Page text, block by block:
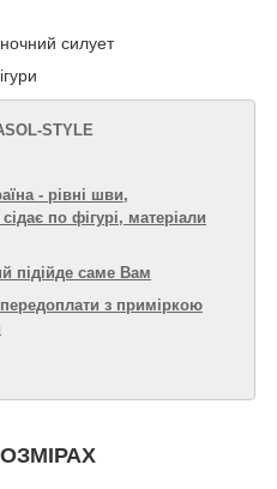
силует
STYLE
- рівні шви,
по фігурі, матеріали
підійде саме Вам
з приміркою